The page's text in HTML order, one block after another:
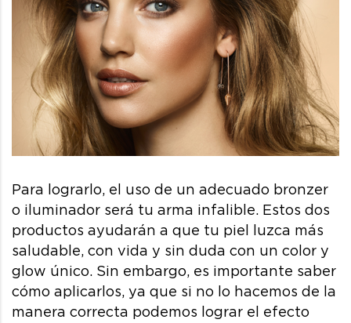
Para lograrlo, el uso de un adecuado bronzer
o iluminador será tu arma infalible. Estos dos
productos ayudarán a que tu piel luzca más
saludable, con vida y sin duda con un color y
glow único. Sin embargo, es importante saber
cómo aplicarlos, ya que si no lo hacemos de la
manera correcta podemos lograr el efecto